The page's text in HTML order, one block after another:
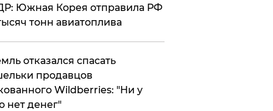
Южная Корея отправила РФ
тонн авиатоплива
отказался спасать
продавцов
Wildberries: "Ни у
нет денег"